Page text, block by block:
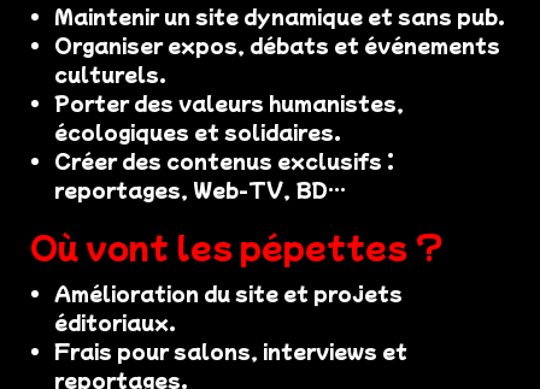
Maintenir un site dynamique et sans pub.
Organiser expos, débats et événements
culturels.
Porter des valeurs humanistes,
écologiques et solidaires.
Créer des contenus exclusifs :
reportages, Web-TV, BD…
Où vont les pépettes ?
Amélioration du site et projets
éditoriaux.
Frais pour salons, interviews et
reportages.